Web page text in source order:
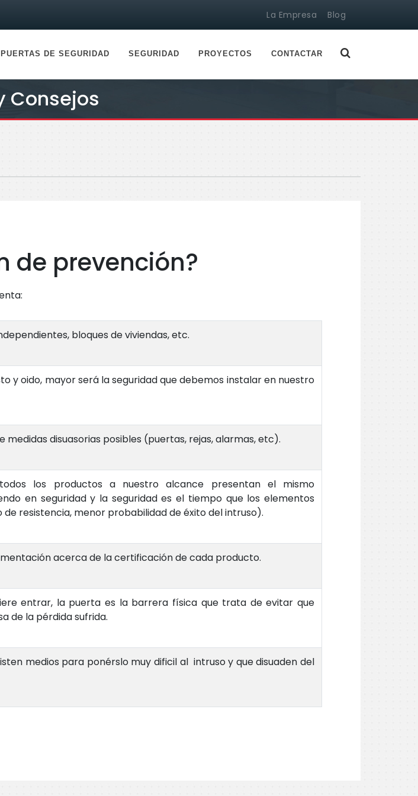
La Empresa Blog
PUERTAS DE SEGURIDAD SEGURIDAD PROYECTOS CONTACTAR
Consejos
de prevención?
bloques de viviendas, etc.
y oido, mayor será la seguridad que debemos instalar en nuestro
disuasorias posibles (puertas, rejas, alarmas, etc).
los productos a nuestro alcance presentan el mismo
en seguridad y la seguridad es el tiempo que los elementos
resistencia, menor probabilidad de éxito del intruso).
acerca de la certificación de cada producto.
entrar, la puerta es la barrera física que trata de evitar que
de la pérdida sufrida.
medios para ponérslo muy dificil al intruso y que disuaden del